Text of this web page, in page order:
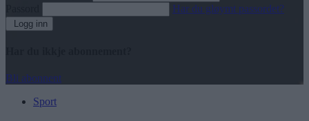
Har du gløymt passordet?
Logg inn
Bli abonnent
Sport